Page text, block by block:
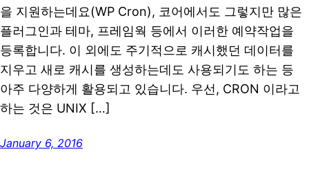
을 지원하는데요(WP Cron), 코어에서도 그렇지만 많은
플러그인과 테마, 프레임웍 등에서 이러한 예약작업을
등록합니다. 이 외에도 주기적으로 캐시했던 데이터를
지우고 새로 캐시를 생성하는데도 사용되기도 하는 등
아주 다양하게 활용되고 있습니다. 우선, CRON 이라고
하는 것은 UNIX […]
January 6, 2016